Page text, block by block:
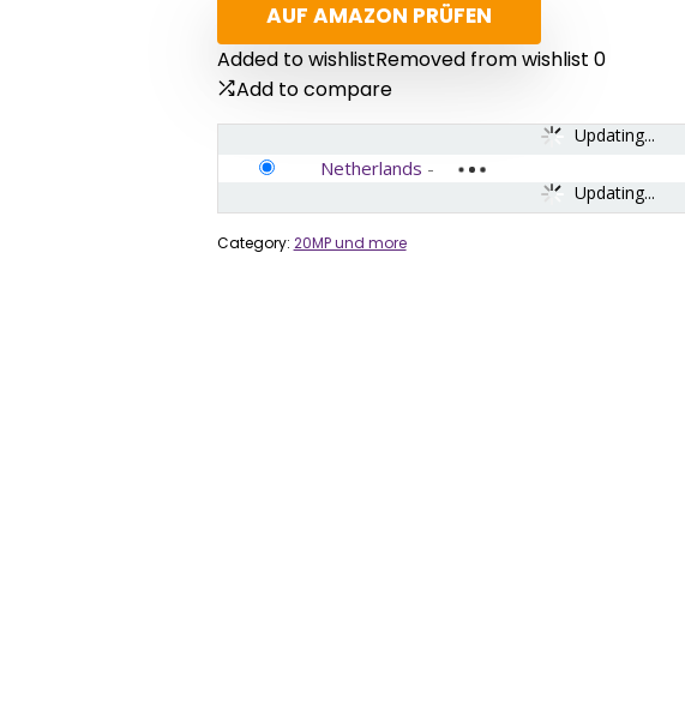
AUF AMAZON PRÜFEN
Added to wishlistRemoved from wishlist 0
Add to compare
Updating...
Updating...
Netherlands -
Category: 20MP und more